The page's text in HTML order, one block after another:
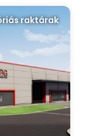
raktárak